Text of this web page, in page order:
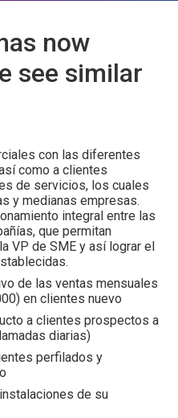
now
see similar
con las diferentes
como a clientes
de servicios, los cuales
y medianas empresas.
integral entre las
que permitan
VP de SME y así lograr el
de las ventas mensuales
en clientes nuevo
a clientes prospectos a
diarias)
perfilados y
de su